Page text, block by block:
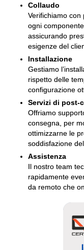
Collaudo
Verifichiamo
ogni
assicurando
esigenze del
Installazione
Gestiamo
rispetto delle
configurazione
Servizi di post-
Offriamo
consegna, per
ottimizzarne le
soddisfazione
Assistenza
Il nostro team
rapidamente
da remoto che